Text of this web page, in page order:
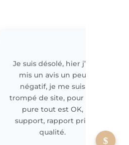
Je suis désolé, hier j’ai
mis un avis un peu
négatif, je me suis
trompé de site, pour off
pure tout est OK,
support, rapport prix
qualité.